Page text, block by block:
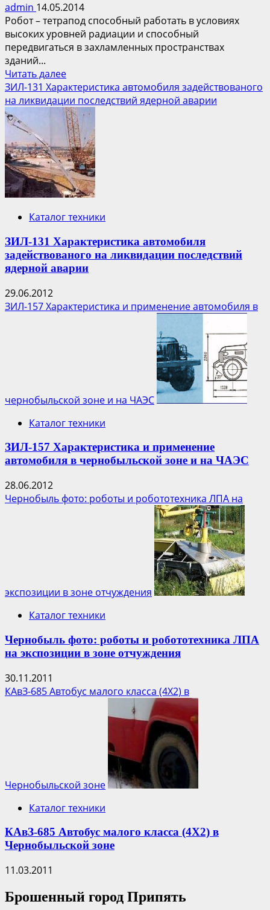
admin 14.05.2014
Робот – тетрапод способный работать в условиях
высоких уровней радиации и способный
передвигаться в захламленных пространствах
зданий...
Читать далееПрочитать
больше
о
Четвероногий
робот
поможет
ликвидировать
аварию
на
АЭС
ЗИЛ-131 Характеристика автомобиля задействованого
на ликвидации последствий ядерной аварии
Каталог техники
ЗИЛ-131 Характеристика автомобиля
задействованого на ликвидации последствий
ядерной аварии
29.06.2012
ЗИЛ-157 Характеристика и применение автомобиля в
чернобыльской зоне и на ЧАЭС
Каталог техники
ЗИЛ-157 Характеристика и применение
автомобиля в чернобыльской зоне и на ЧАЭС
28.06.2012
Чернобыль фото: роботы и робототехника ЛПА на
экспозиции в зоне отчуждения
Каталог техники
Чернобыль фото: роботы и робототехника ЛПА
на экспозиции в зоне отчуждения
30.11.2011
КАвЗ-685 Автобус малого класса (4Х2) в
Чернобыльской зоне
Каталог техники
КАвЗ-685 Автобус малого класса (4Х2) в
Чернобыльской зоне
11.03.2011
Брошенный город Припять